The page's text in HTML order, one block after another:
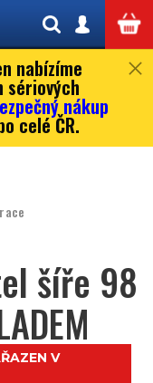
nabízíme
sériových
nákup
celé ČR.
šíře 98
V